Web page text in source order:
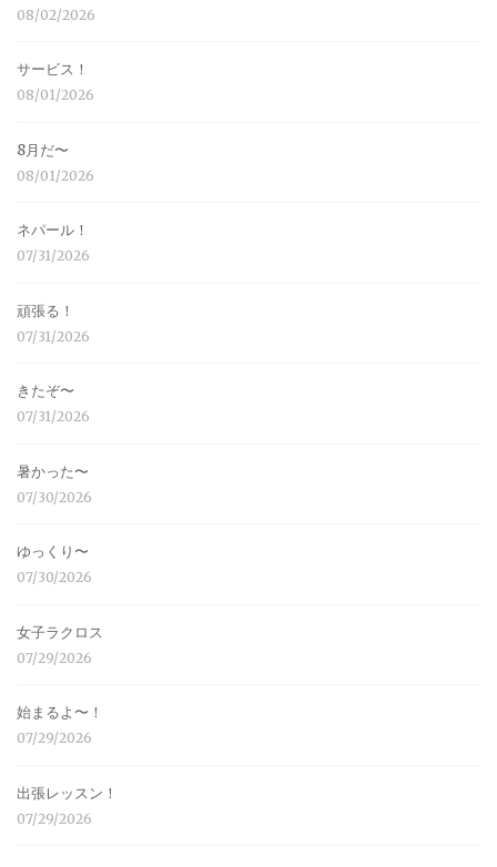
08/02/2026
サービス！
08/01/2026
8月だ〜
08/01/2026
ネパール！
07/31/2026
頑張る！
07/31/2026
きたぞ〜
07/31/2026
暑かった〜
07/30/2026
ゆっくり〜
07/30/2026
女子ラクロス
07/29/2026
始まるよ〜！
07/29/2026
出張レッスン！
07/29/2026